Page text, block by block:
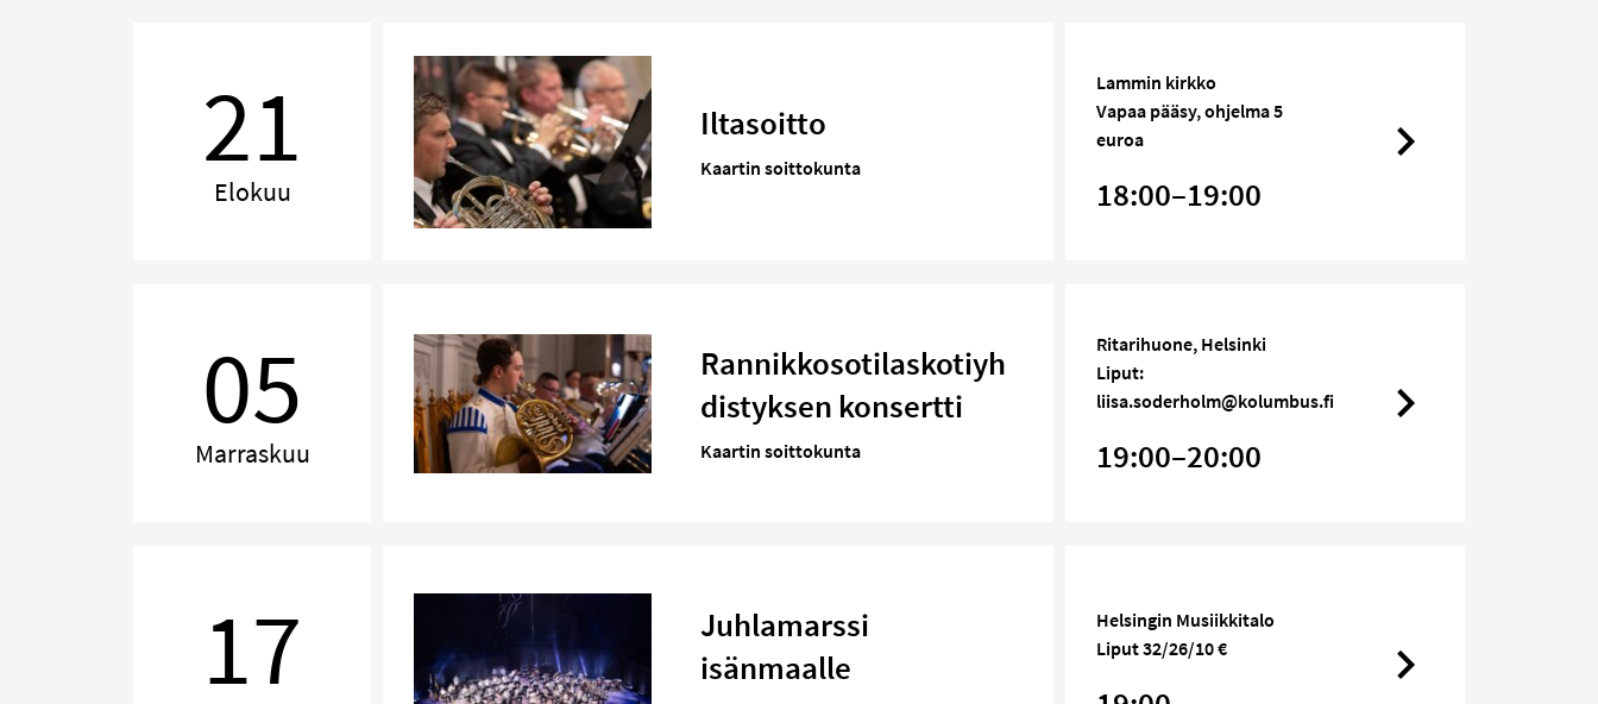
21
Elokuu
Iltasoitto
Kaartin soittokunta
Lammin kirkko
Vapaa pääsy, ohjelma 5
euroa
18:00–19:00
05
Marraskuu
Rannikkosotilaskotiyh
distyksen konsertti
Kaartin soittokunta
Ritarihuone, Helsinki
Liput:
liisa.soderholm@kolumbus.fi
19:00–20:00
17
Juhlamarssi
isänmaalle
Helsingin Musiikkitalo
Liput 32/26/10 €